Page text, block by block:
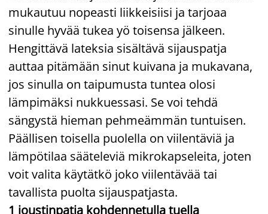
mukautuu nopeasti liikkeisiisi ja tarjoaa
sinulle hyvää tukea yö toisensa jälkeen.
Hengittävä lateksia sisältävä sijauspatja
auttaa pitämään sinut kuivana ja mukavana,
jos sinulla on taipumusta tuntea olosi
lämpimäksi nukkuessasi. Se voi tehdä
sängystä hieman pehmeämmän tuntuisen.
Päällisen toisella puolella on viilentäviä ja
lämpötilaa sääteleviä mikrokapseleita, joten
voit valita käytätkö joko viilentävää tai
tavallista puolta sijauspatjasta.
1 joustinpatja kohdennetulla tuella